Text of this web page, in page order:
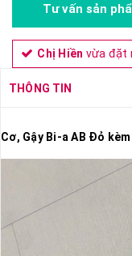
Tư vấn sản
Chị Hiền vừa đặt
THÔNG TIN
Cơ, Gậy Bi-a AB Đỏ